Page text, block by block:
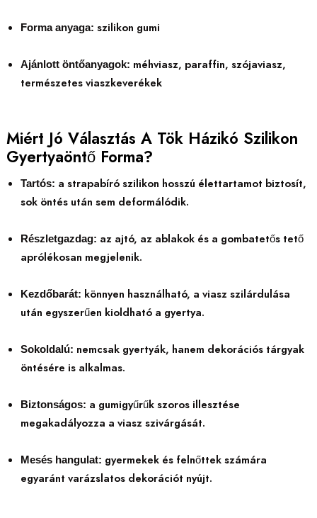
Forma anyaga: szilikon gumi
Ajánlott öntőanyagok: méhviasz, paraffin, szójaviasz,
természetes viaszkeverékek
Miért Jó Választás A Tök Házikó Szilikon
Gyertyaöntő Forma?
Tartós: a strapabíró szilikon hosszú élettartamot biztosít,
sok öntés után sem deformálódik.
Részletgazdag: az ajtó, az ablakok és a gombatetős tető
aprólékosan megjelenik.
Kezdőbarát: könnyen használható, a viasz szilárdulása
után egyszerűen kioldható a gyertya.
Sokoldalú: nemcsak gyertyák, hanem dekorációs tárgyak
öntésére is alkalmas.
Biztonságos: a gumigyűrűk szoros illesztése
megakadályozza a viasz szivárgását.
Mesés hangulat: gyermekek és felnőttek számára
egyaránt varázslatos dekorációt nyújt.